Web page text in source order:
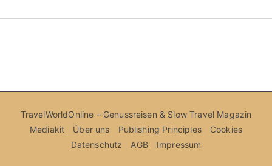
TravelWorldOnline – Genussreisen & Slow Travel Magazin
Mediakit
Über uns Publishing Principles
Cookies
Datenschutz
AGB Impressum